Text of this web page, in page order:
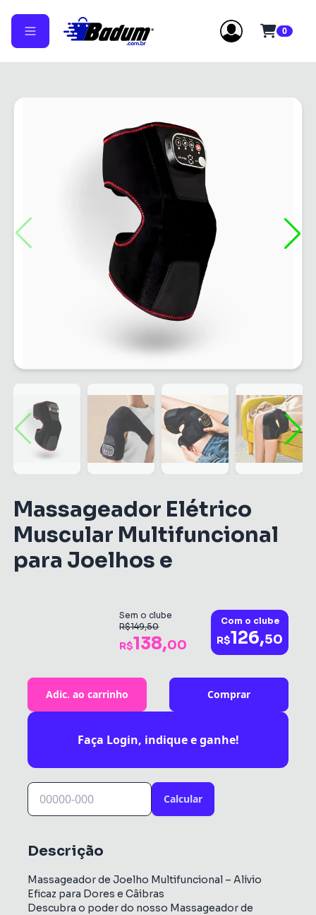
Erro!
Não foi possível concluir, tente
novamente!
0
Massageador Elétrico
Muscular Multifuncional
para Joelhos e
Sem o clube
R$149,50
R$138,00
Com o clube
R$126,50
Adic. ao carrinho Comprar
Faça Login, indique e ganhe!
Calcular
Descrição
Massageador de Joelho Multifuncional – Alívio
Eficaz para Dores e Cãibras
Descubra o poder do nosso Massageador de